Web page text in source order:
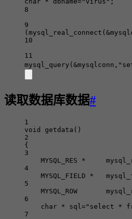
8
9
( mysql_real_connect ( &
10
11
mysql_query ( &mysqlconn,
读取数据库数据#
1
void
getdata ()
2
{
3
MYSQL_RES
*
4
MYSQL_FIELD
*
5
MYSQL_ROW
6
char * sql="select *
7